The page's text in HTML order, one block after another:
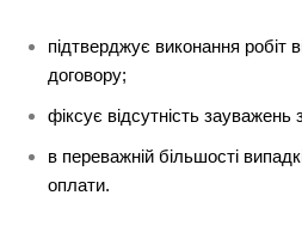
підтверджує виконання робіт
договору;
фіксує відсутність зауважень
в переважній більшості
оплати.